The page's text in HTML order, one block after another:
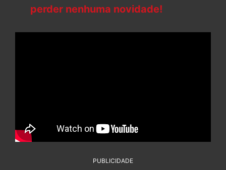
perder nenhuma novidade!
PUBLICIDADE